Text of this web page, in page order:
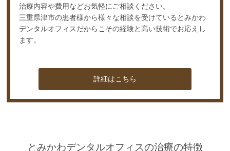
治療内容や費用などお気軽にご相談ください。
三重県津市の患者様から様々な相談を受けているとみかわ
デンタルオフィスだからこその経験と高い技術でお応えし
ます。
詳細はこちら
とみかわデンタルオフィスの治療の特徴